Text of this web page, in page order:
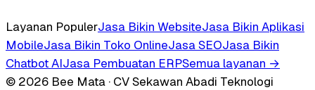
Layanan PopulerJasa Bikin WebsiteJasa Bikin Aplikasi
MobileJasa Bikin Toko OnlineJasa SEOJasa Bikin
Chatbot AIJasa Pembuatan ERPSemua layanan →
© 2026 Bee Mata · CV Sekawan Abadi Teknologi